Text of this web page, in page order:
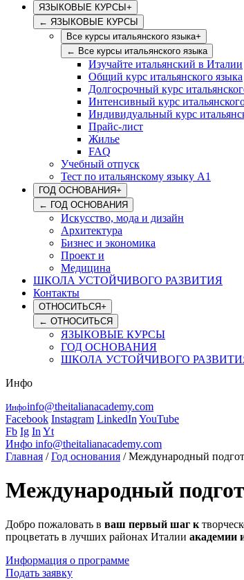
ЯЗЫКОВЫЕ КУРСЫ +
← ЯЗЫКОВЫЕ КУРСЫ
Все курсы итальянского языка+
← Все курсы итальянского языка
Изучайте итальянский в Италии
Общий курс итальянского языка
Долгосрочный курс
Интенсивный курс
Индивидуальный курс
Прайс-лист
Жилье
FAQ
Учебный отпуск
Тест по итальянскому языку А1
ГОД ОСНОВАНИЯ+
← ГОД ОСНОВАНИЯ
Искусство, мода и дизайн
Архитектура
Бизнес и экономика
Проект и
Медицина
ШКОЛА УСТОЙЧИВОГО РАЗВИТИЯ
Контакты
ОТНОСИТЬСЯ+
← ОТНОСИТЬСЯ
ЯЗЫКОВЫЕ КУРСЫ
ГОД ОСНОВАНИЯ
ШКОЛА УСТОЙЧИВОГО
Инфо
Инфоinfo@theitalianacademy.com
Facebook Instagram LinkedIn YouTube
Fb Ig In Yt
Инфо info@theitalianacademy.com
Главная /Год основания / Международный
Международный
Добро пожаловать в ваш первый шаг к
процветать в лучших районах Италии академии
Информация о программе
Подать заявку